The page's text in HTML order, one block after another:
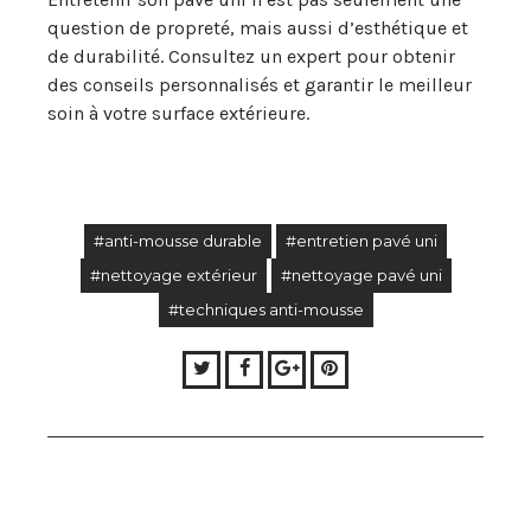
question de propreté, mais aussi d’esthétique et
de durabilité. Consultez un expert pour obtenir
des conseils personnalisés et garantir le meilleur
soin à votre surface extérieure.
#anti-mousse durable
#entretien pavé uni
#nettoyage extérieur
#nettoyage pavé uni
#techniques anti-mousse
TwitterFacebook
Google+Pinterest